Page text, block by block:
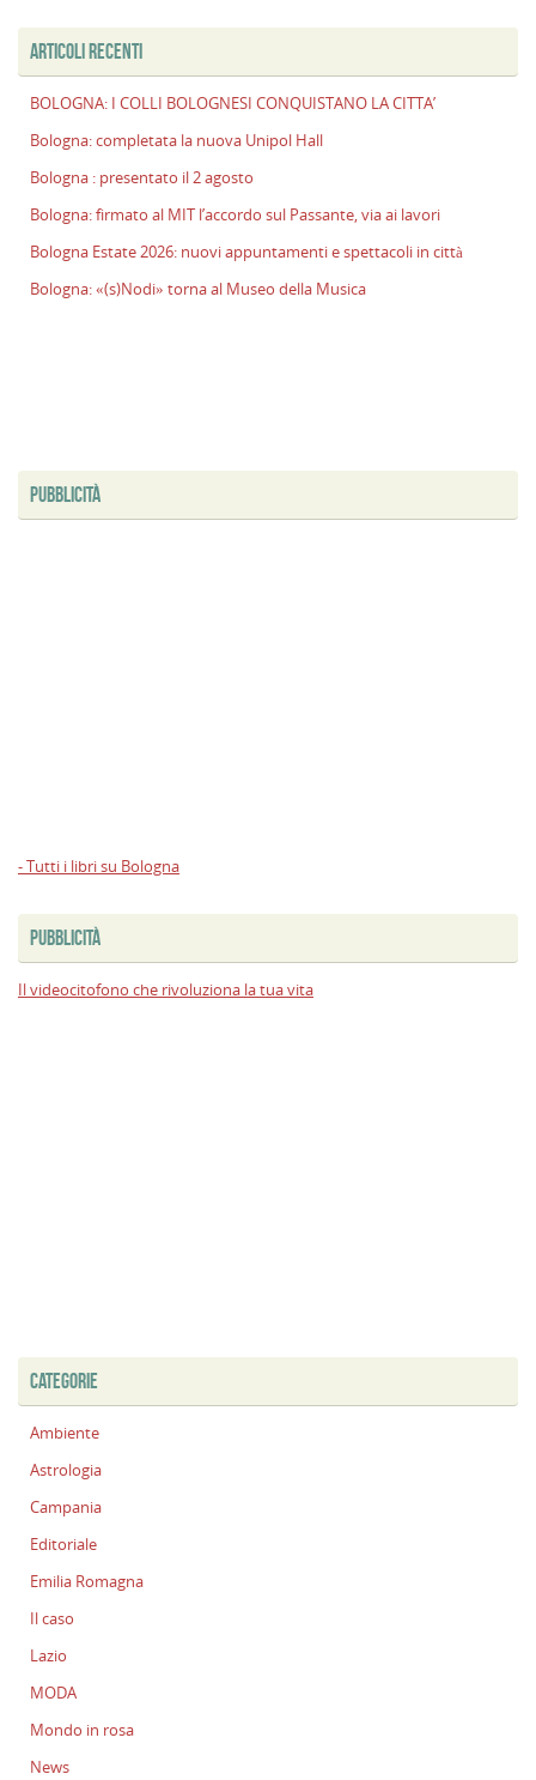
ARTICOLI RECENTI
BOLOGNA: I COLLI BOLOGNESI CONQUISTANO LA CITTA’
Bologna: completata la nuova Unipol Hall
Bologna : presentato il 2 agosto
Bologna: firmato al MIT l’accordo sul Passante, via ai lavori
Bologna Estate 2026: nuovi appuntamenti e spettacoli in città
Bologna: «(s)Nodi» torna al Museo della Musica
PUBBLICITÀ
- Tutti i libri su Bologna
PUBBLICITÀ
Il videocitofono che rivoluziona la tua vita
CATEGORIE
Ambiente
Astrologia
Campania
Editoriale
Emilia Romagna
Il caso
Lazio
MODA
Mondo in rosa
News